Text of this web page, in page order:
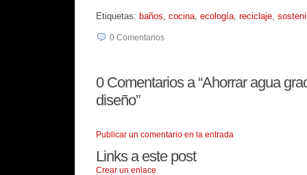
Etiquetas: baños cocina ecología reciclaje
0 Comentarios
0Comentarios a “Ahorrar agua
diseño”
Publicar un comentario en la entrada
Links a este post
Crear un enlace